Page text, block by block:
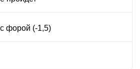
форой (-1,5)